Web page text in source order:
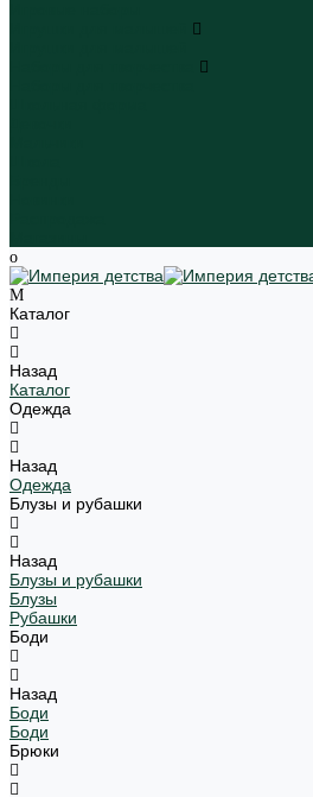
Каталог
Назад
Каталог
Одежда
Назад
Одежда
Блузы и рубашки
Назад
Блузы и рубашки
Блузы
Рубашки
Боди
Назад
Боди
Боди
Брюки